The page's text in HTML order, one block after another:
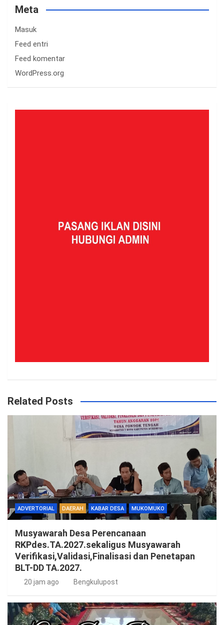
Meta
Masuk
Feed entri
Feed komentar
WordPress.org
Related Posts
ADVERTORIAL DAERAH KABAR DESA MUKOMUKO
Musyawarah Desa Perencanaan
RKPdes.TA.2027.sekaligus Musyawarah
Verifikasi,Validasi,Finalisasi dan Penetapan
BLT-DD TA.2027.
20 jam ago Bengkulupost